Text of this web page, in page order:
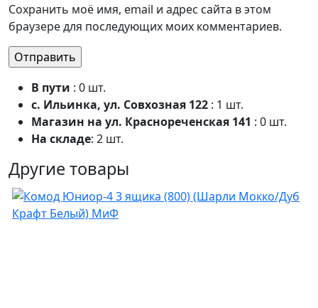
Сохранить моё имя, email и адрес сайта в этом
браузере для последующих моих комментариев.
В пути : 0 шт.
с. Ильинка, ул. Совхозная 122 : 1 шт.
Магазин на ул. Краснореченская 141 : 0 шт.
На складе: 2 шт.
Другие товары